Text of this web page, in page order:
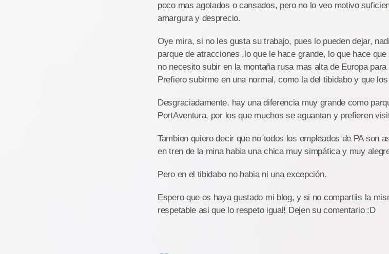
poco mas agotados o cansados, pero no lo veo motivo
amargura y desprecio.
Oye mira, si no les gusta su trabajo, pues lo pueden dejar,
parque de atracciones ,lo que le hace grande, lo que hace
no necesito subir en la montaña rusa mas alta de Europa
Prefiero subirme en una normal, como la del tibidabo y que
Desgraciadamente, hay una diferencia muy grande como
PortAventura, por los que muchos se aguantan y prefieren
Tambien quiero decir que no todos los empleados de PA son
en tren de la mina habia una chica muy simpática y muy
Pero en el tibidabo no habia ni una excepción.
Espero que os haya gustado mi blog, y si no compartiis la
respetable asi que lo respeto igual! Dejen su comentario :D